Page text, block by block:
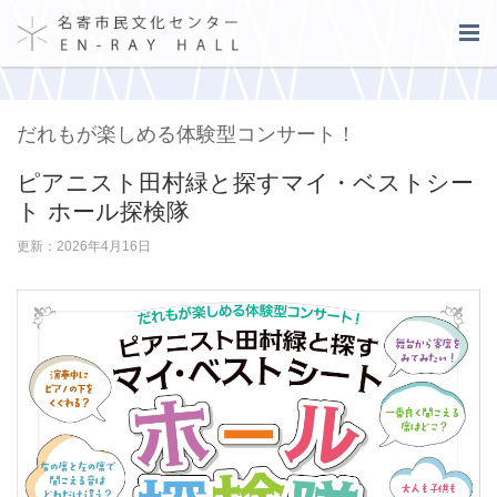
だれもが楽しめる体験型コンサート！
ピアニスト田村緑と探すマイ・ベストシー
ト ホール探検隊
更新：2026年4月16日